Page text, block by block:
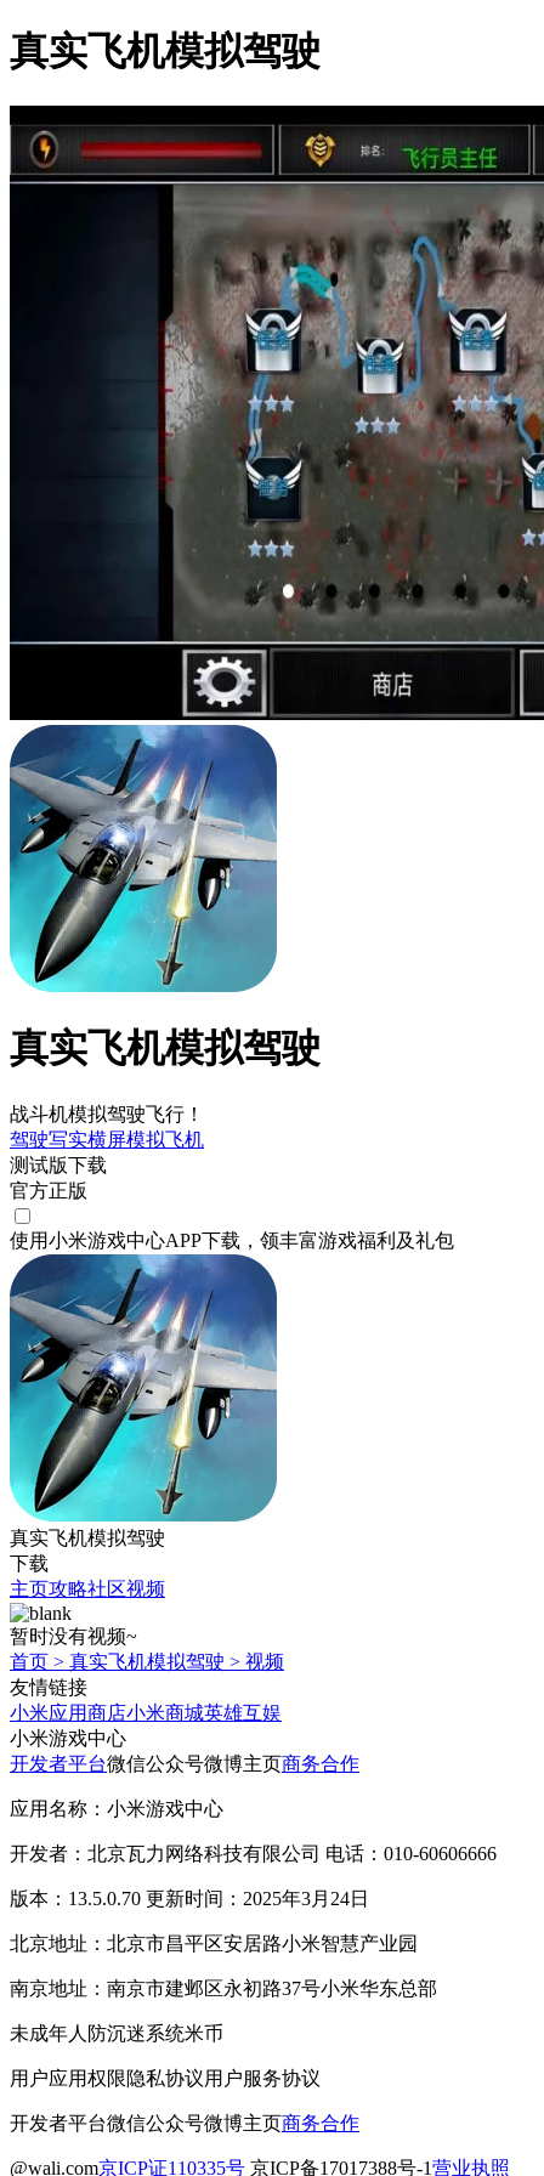
真实飞机模拟驾驶
真实飞机模拟驾驶
战斗机模拟驾驶飞行！
驾驶写实横屏模拟飞机
测试版下载
官方正版
使用小米游戏中心APP下载 ，领丰富游戏福利 及礼包
真实飞机模拟驾驶
下载
主页攻略社区视频
暂时没有视频~
首页 > 真实飞机模拟驾驶 > 视频
友情链接
小米应用商店小米商城英雄互娱
小米游戏中心
开发者平台微信公众号微博主页商务合作
应用名称：小米游戏中心
开发者：北京瓦力网络科技有限公司 电话：010-60606666
版本：13.5.0.70 更新时间：2025年3月24日
北京地址：北京市昌平区安居路小米智慧产业园
南京地址：南京市建邺区永初路37号小米华东总部
未成年人防沉迷系统米币
用户应用权限隐私协议用户服务协议
开发者平台微信公众号微博主页商务合作
@wali.com京ICP证110335号 京ICP备17017388号-1营业执照